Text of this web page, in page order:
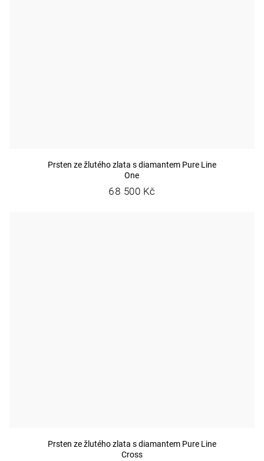
Prsten ze žlutého zlata s diamantem Pure Line
One
68 500 Kč
Prsten ze žlutého zlata s diamantem Pure Line
Cross